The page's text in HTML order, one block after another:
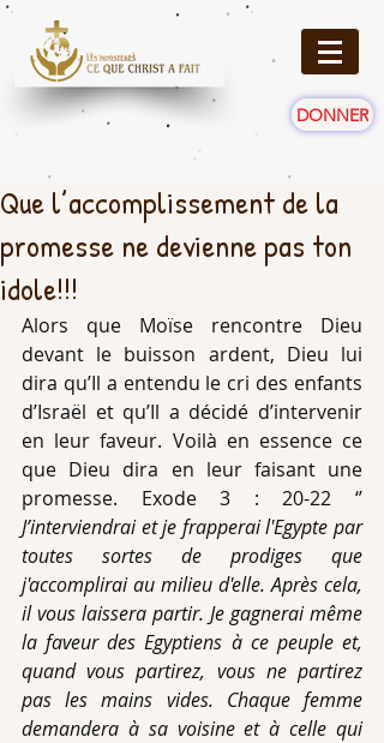
DONNER
Que l’accomplissement de la
promesse ne devienne pas ton
idole!!!
Alors que Moïse rencontre Dieu
devant le buisson ardent, Dieu lui
dira qu’Il a entendu le cri des enfants
d’Israël et qu’Il a décidé d’intervenir
en leur faveur. Voilà en essence ce
que Dieu dira en leur faisant une
promesse. Exode 3 : 20-22 ‘’
J’interviendrai et je frapperai l'Egypte par
toutes sortes de prodiges que
j'accomplirai au milieu d'elle. Après cela,
il vous laissera partir. Je gagnerai même
la faveur des Egyptiens à ce peuple et,
quand vous partirez, vous ne partirez
pas les mains vides. Chaque femme
demandera à sa voisine et à celle qui